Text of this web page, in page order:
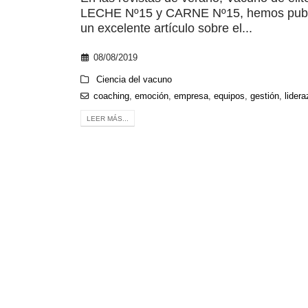
LECHE Nº15 y CARNE Nº15, hemos
un excelente artículo sobre el...
08/08/2019
Ciencia del vacuno
coaching, emoción, empresa, equipos gestión,
LEER MÁS...